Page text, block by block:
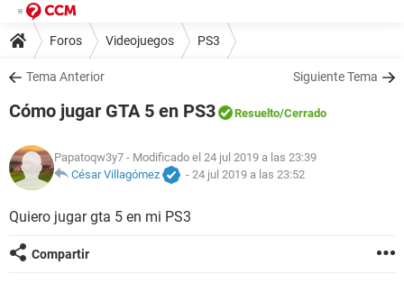
Foros Videojuegos PS3
Tema Anterior Siguiente Tema
Cómo jugar GTA 5 en PS3 Resuelto/Cerrado
Papatoqw3y7 - Modificado el 24 jul 2019 a las 23:39
César Villagómez
- 24 jul 2019 a las 23:52
Quiero jugar gta 5 en mi PS3
Compartir